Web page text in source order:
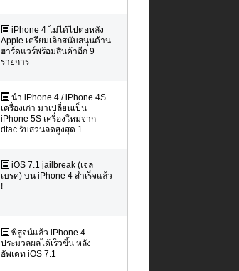
iPhone 4 ไม่ได้ไปต่อหลัง
Apple เตรียมเลิกสนับสนุนด้าน
ฮาร์ดแวร์พร้อมสินค้าอีก 9
รายการ
นำ iPhone 4 / iPhone 4S
เครื่องเก่า มาเปลี่ยนเป็น
iPhone 5S เครื่องใหม่จาก
dtac รับส่วนลดสูงสุด 1...
iOS 7.1 jailbreak (เจล
เบรค) บน iPhone 4 สำเร็จแล้ว
!
พิสูจน์แล้ว iPhone 4
ประมวลผลได้เร็วขึ้น หลัง
อัพเดท iOS 7.1